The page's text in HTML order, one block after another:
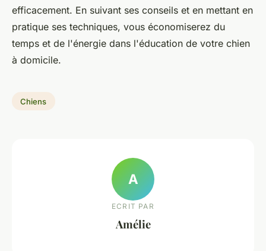
efficacement. En suivant ses conseils et en mettant en
pratique ses techniques, vous économiserez du
temps et de l'énergie dans l'éducation de votre chien
à domicile.
Chiens
A
ECRIT PAR
Amélie